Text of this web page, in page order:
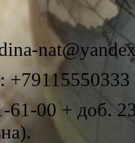
61-00 + доб.